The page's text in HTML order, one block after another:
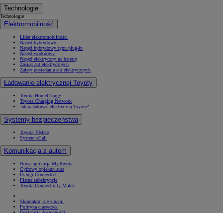
Technologie
Technologie
Elektromobilność
Lider elektromobilności
Napęd hybrydowy
Napęd hybrydowy typu plug-in
Napęd wodorowy
Napęd elektryczny na baterię
Zasięg aut elektrycznych
Zalety posiadania aut elektrycznych
Ładowanie elektrycznej Toyoty
Toyota HomeCharge
Toyota Charging Network
Jak naładować elektryczną Toyotę?
Systemy bezpieczeństwa
Toyota T-Mate
System eCall
Komunikacja z autem
Nowa aplikacja MyToyota
Cyfrowy opiekun auta
Usługi Connected
Płatne subskrypcje
Toyota Connectivity Match
Skontaktuj się z nami
Polityka ciasteczek